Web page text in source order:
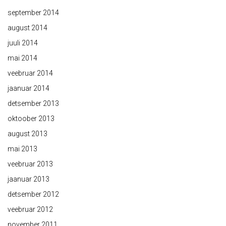
september 2014
august 2014
juuli 2014
mai 2014
veebruar 2014
jaanuar 2014
detsember 2013
oktoober 2013
august 2013
mai 2013
veebruar 2013
jaanuar 2013
detsember 2012
veebruar 2012